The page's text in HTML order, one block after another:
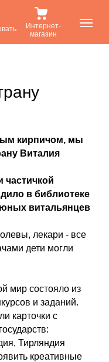
Интернет-
магазин
кирпичом, мы
Виталия
в библиотеке
витальянцев
лекари - все
дети могли
мир состояло из
и заданий.
карточки с
Тирляндия
креативные